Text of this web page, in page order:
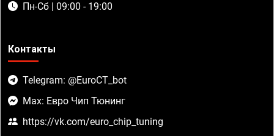
Пн-Сб | 09:00 - 19:00
Контакты
Telegram: @EuroCT_bot
Max: Евро Чип Тюнинг
https://vk.com/euro_chip_tuning